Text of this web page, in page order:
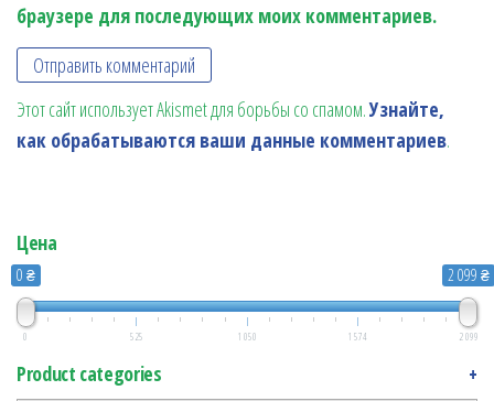
браузере для последующих моих комментариев.
Этот сайт использует Akismet для борьбы со спамом.Узнайте,
как обрабатываются ваши данные комментариев.
Цена
0 ₴ 2 099 ₴
0 525 1 050 1 574 2 099
Product categories +